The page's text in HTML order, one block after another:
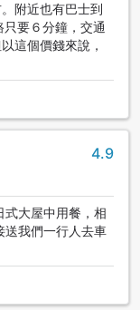
附近也有巴士到
要６分鐘，交通
這個價錢來說，
4.9
式大屋中用餐，相
送我們一行人去車